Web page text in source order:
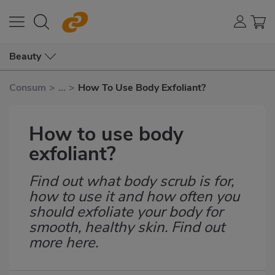
Beauty
Consum > ... > How To Use Body Exfoliant?
How to use body
exfoliant?
Subtítulo
Find out what body scrub is for,
how to use it and how often you
should exfoliate your body for
smooth, healthy skin. Find out
more here.